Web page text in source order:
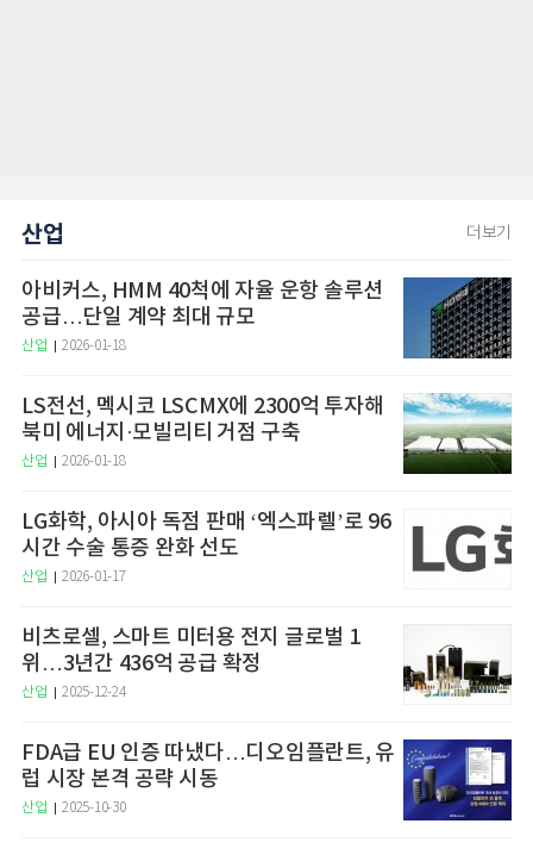
산업 더보기
아비커스, HMM 40척에 자율 운항 솔루션
공급…단일 계약 최대 규모
산업 2026-01-18
LS전선, 멕시코 LSCMX에 2300억 투자해
북미 에너지·모빌리티 거점 구축
산업 2026-01-18
LG화학, 아시아 독점 판매 ‘엑스파렐’로 96
시간 수술 통증 완화 선도
산업 2026-01-17
비츠로셀, 스마트 미터용 전지 글로벌 1
위…3년간 436억 공급 확정
산업 2025-12-24
FDA급 EU 인증 따냈다…디오임플란트, 유
럽 시장 본격 공략 시동
산업 2025-10-30